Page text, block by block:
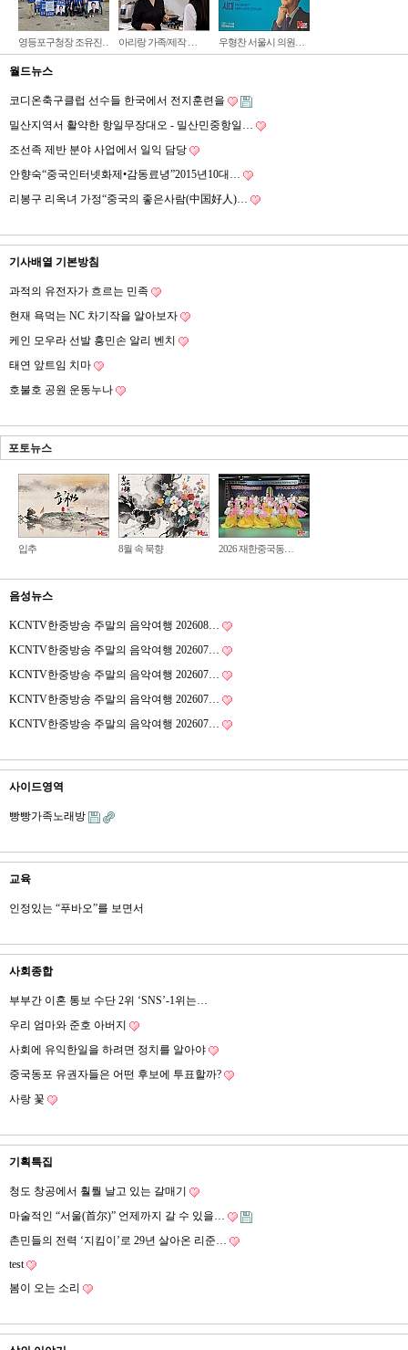
영등포구청장 조유진… 아리랑 가족/제작 … 우형찬 서울시 의원…
월드뉴스
코디온축구클럽 선수들 한국에서 전지훈련을
밀산지역서 활약한 항일무장대오 - 밀산민중항일…
조선족 제반 분야 사업에서 일익 담당
안향숙“중국인터넷화제•감동료녕”2015년10대…
리봉구 리옥녀 가정“중국의 좋은사람(中国好人)…
기사배열 기본방침
과적의 유전자가 흐르는 민족
현재 욕먹는 NC 차기작을 알아보자
케인 모우라 선발 흥민손 알리 벤치
태연 앞트임 치마
호불호 공원 운동누나
포토뉴스
입추 8월 속 묵향 2026 재한중국동…
음성뉴스
KCNTV한중방송 주말의 음악여행 202608…
KCNTV한중방송 주말의 음악여행 202607…
KCNTV한중방송 주말의 음악여행 202607…
KCNTV한중방송 주말의 음악여행 202607…
KCNTV한중방송 주말의 음악여행 202607…
사이드영역
빵빵가족노래방
교육
인정있는 “푸바오”를 보면서
사회종합
부부간 이혼 통보 수단 2위 ‘SNS’-1위는…
우리 엄마와 준호 아버지
사회에 유익한일을 하려면 정치를 알아야
중국동포 유권자들은 어떤 후보에 투표할까?
사랑 꽃
기획특집
청도 창공에서 훨뤌 날고 있는 갈매기
마술적인 “서울(首尔)” 언제까지 갈 수 있을…
촌민들의 전력 ‘지킴이’로 29년 살아온 리준…
test
봄이 오는 소리